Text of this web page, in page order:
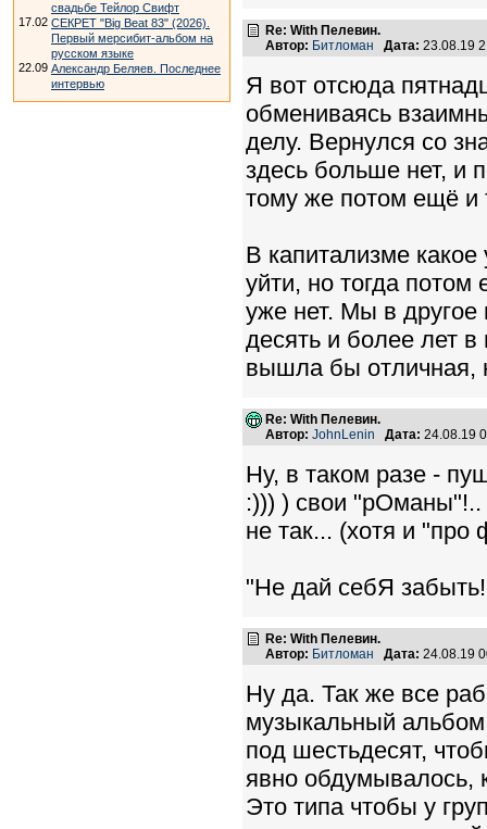
свадьбе Тейлор Свифт
17.02 СЕКРЕТ "Big Beat 83" (2026).
Первый мерсибит-альбом на
русском языке
22.09 Александр Беляев. Последнее
интервью
Re: With Пелевин.
Автор: Битломан Дата: 23.08.19
Я вот отсюда
обмениваясь
делу. Вернулся со
здесь больше нет, и
тому же потом ещё и
В капитализме
уйти, но тогда потом
уже нет. Мы в
десять и более лет в
вышла бы отличная,
Re: With Пелевин.
Автор: JohnLenin Дата: 24.08.19
Ну, в таком разе -
:))) ) свои "рОманы"!..
не так... (хотя и "про
"Не дай себЯ
Re: With Пелевин.
Автор: Битломан Дата: 24.08.19
Ну да. Так же все
музыкальный альбом
под шестьдесят,
явно обдумывалось,
Это типа чтобы у